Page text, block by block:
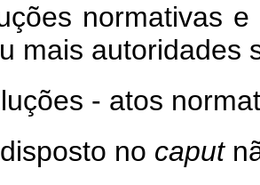
normativas
mais autoridades
- atos
no caput